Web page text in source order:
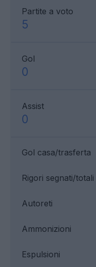
Partite a voto
5
Gol
0
Assist
0
Gol casa/trasferta
Ammonizioni
Rigori segnati/totali
Espulsioni
Autoreti